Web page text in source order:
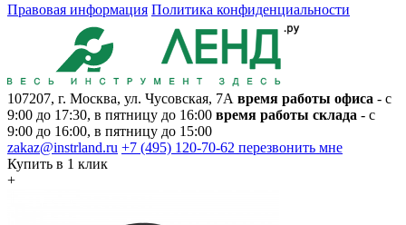
Правовая информация Политика конфиденциальности
107207, г. Москва, ул. Чусовская, 7А время работы офиса - с
9:00 до 17:30, в пятницу до 16:00 время работы склада - с
9:00 до 16:00, в пятницу до 15:00
zakaz@instrland.ru +7 (495) 120-70-62 перезвонить мне
Купить в 1 клик
+